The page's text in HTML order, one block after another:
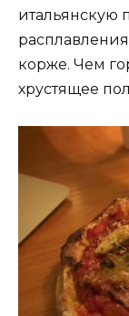
итальянскую
корже. Чем
хрустящее